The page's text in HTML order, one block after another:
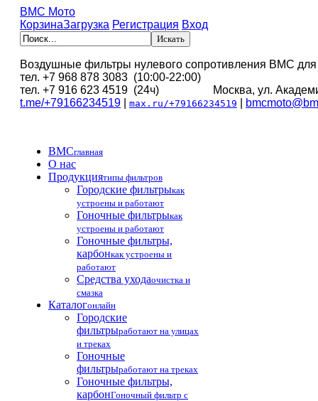
BMC Мото
КорзинаЗагрузка Регистрация Вход
Воздушные фильтры нулевого сопротивления BMC
тел. +7 968 878 3083 (10:00-22:00)
тел. +7 916 623 4519 (24ч) Москва, ул.
t.me/+79166234519
max.ru/+79166234519
BMCглавная
О нас
Продукциятипы фильтров
Городские фильтрыкак
устроены и работают
Гоночные фильтрыкак
устроены и работают
Гоночные фильтры,
карбонкак устроены и
работают
Средства уходаочистка и
смазка
Каталогонлайн
Городские
фильтрыработают на улицах
и треках
Гоночные
фильтрыработают на треках
Гоночные фильтры,
карбонГоночный фильтр с